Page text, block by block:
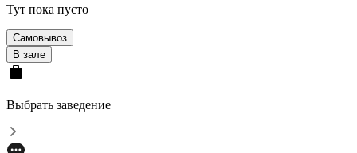
Тут пока пусто
Самовывоз
В зале
Выбрать заведение